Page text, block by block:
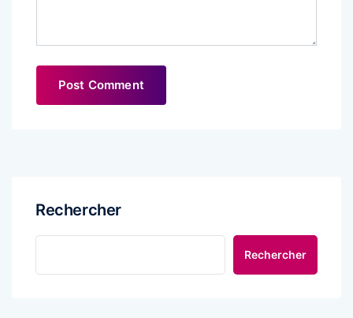
Rechercher
Rechercher